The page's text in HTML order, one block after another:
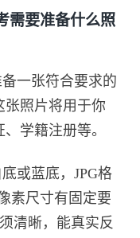
要准备什么照
一张符合要求的
张照片将用于你
学籍注册等。
或蓝底，JPG格
素尺寸有固定要
清晰，能真实反